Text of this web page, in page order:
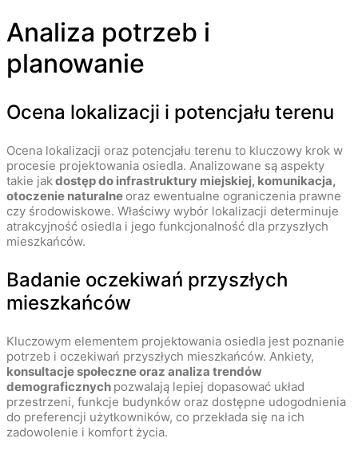
Analiza potrzeb i
planowanie
Ocena lokalizacji i potencjału terenu
Ocena lokalizacji oraz potencjału terenu to kluczowy krok w
procesie projektowania osiedla. Analizowane są aspekty
takie jakdostęp do infrastruktury miejskiej, komunikacja,
otoczenie naturalne oraz ewentualne ograniczenia prawne
czy środowiskowe. Właściwy wybór lokalizacji determinuje
atrakcyjność osiedla i jego funkcjonalność dla przyszłych
mieszkańców.
Badanie oczekiwań przyszłych
mieszkańców
Kluczowym elementem projektowania osiedla jest poznanie
potrzeb i oczekiwań przyszłych mieszkańców. Ankiety,
konsultacje społeczne oraz analiza trendów
demograficznych pozwalają lepiej dopasować układ
przestrzeni, funkcje budynków oraz dostępne udogodnienia
do preferencji użytkowników, co przekłada się na ich
zadowolenie i komfort życia.